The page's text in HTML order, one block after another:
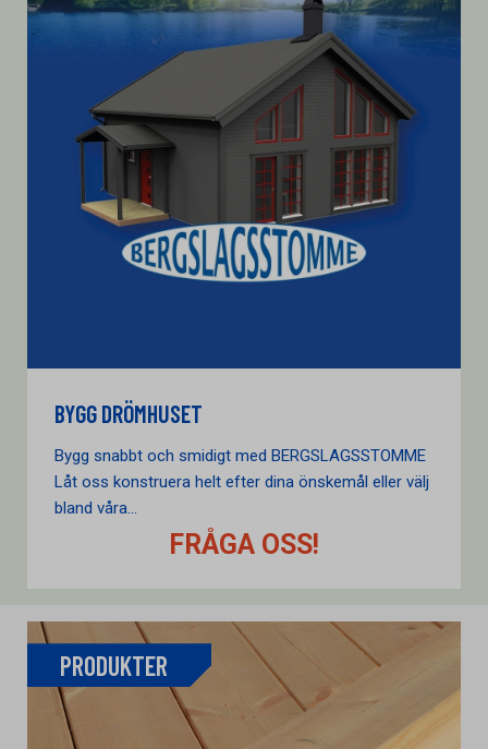
BYGG DRÖMHUSET
Bygg snabbt och smidigt med BERGSLAGSSTOMME
Låt oss konstruera helt efter dina önskemål eller välj
bland våra...
FRÅGA OSS!
PRODUKTER